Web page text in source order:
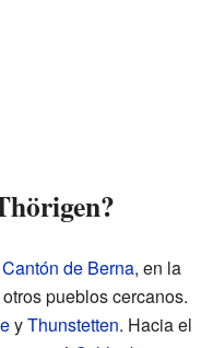
Cantón de Berna, en la
pueblos cercanos.
yThunstetten. Hacia el